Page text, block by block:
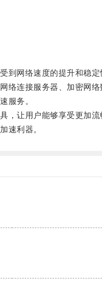
网络速度的提升和稳定
连接服务器、加密网络
服务。
让用户能够享受更加流
速利器。